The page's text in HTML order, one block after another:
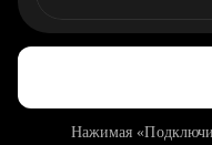
Нажимая